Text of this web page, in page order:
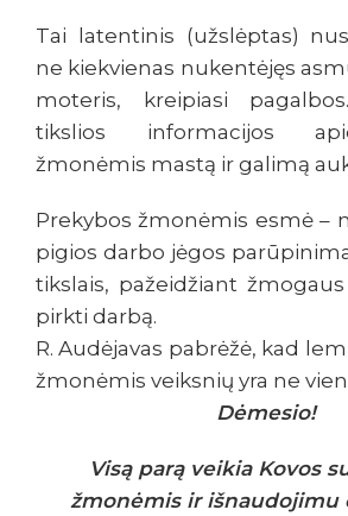
Tai latentinis (užslėptas)
ne kiekvienas nukentėjęs
moteris, kreipiasi
tikslios informacijos
žmonėmis mastą ir galimą
Prekybos žmonėmis esmė –
pigios darbo jėgos
tikslais, pažeidžiant
pirkti darbą.
R. Audėjavas pabrėžė, kad
žmonėmis veiksnių yra ne
Dėmesio!
Visą parą veikia Kovos
žmonėmis ir išnaudojimu